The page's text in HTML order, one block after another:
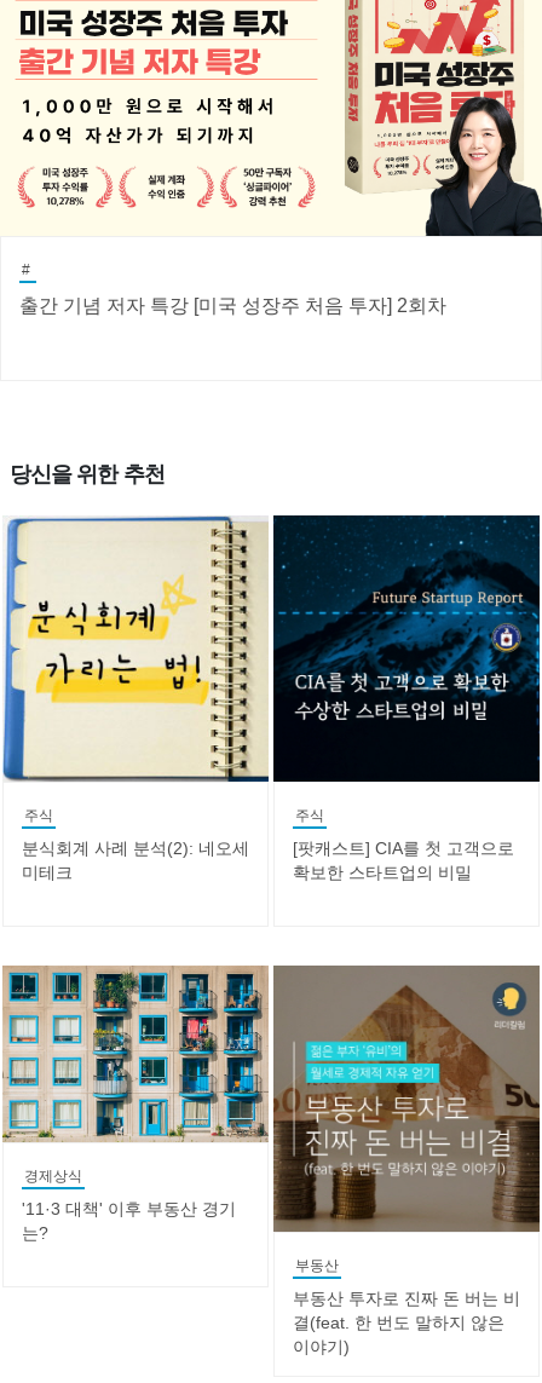
#
출간 기념 저자 특강 [미국 성장주 처음 투자] 2회차
당신을 위한 추천
주식
분식회계 사례 분석(2): 네오세
미테크
주식
[팟캐스트] CIA를 첫 고객으로
확보한 스타트업의 비밀
경제상식
'11·3 대책' 이후 부동산 경기
는?
부동산
부동산 투자로 진짜 돈 버는 비
결(feat. 한 번도 말하지 않은
이야기)